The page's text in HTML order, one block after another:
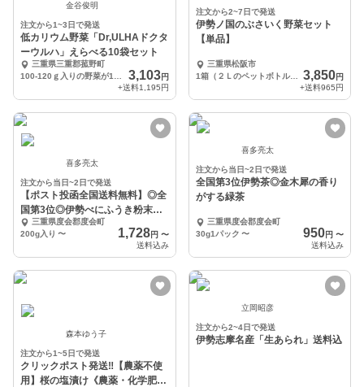
金谷俊明
注文から1~3日で発送
低カリウム野菜「Dr,ULHAドクタ
ーウルハ」えらべる10袋セット
三重県三重郡菰野町
3,103円
+送料1,195円
注文から2~7日で発送
伊勢ノ国のぶさいく野菜セット
【単品】
三重県松阪市
1箱（２Ｌのペットボトル６本分）
3,850円
+送料965円
喜多亮太
注文から当日~2日で発送
【ポスト投函全国送料無料】◎全
国第3位◎伊勢べにふうき粉末茶
200g入
三重県度会郡度会町
200g入り 〜 1,728円 〜
送料込み
喜多亮太
注文から当日~2日で発送
全国第3位伊勢茶◎金木犀の香り
がする緑茶
三重県度会郡度会町
30g1パック 〜 950円 〜
送料込み
森本ゆう子
注文から1~5日で発送
クリックポスト発送‼️【農薬不使
用】桜の塩漬け《農薬・化学肥
立岡昭彦
注文から2~4日で発送
伊勢志摩名産「生あられ」送料込